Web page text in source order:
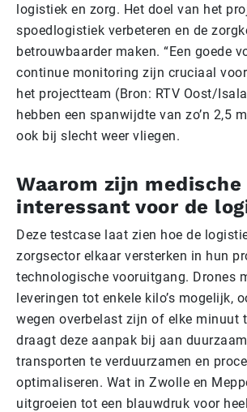
logistiek en zorg. Het doel van het
spoedlogistiek verbeteren en de
betrouwbaarder maken. “Een goede
continue monitoring zijn cruciaal voor
het projectteam (Bron: RTV Oost/
hebben een spanwijdte van zo’n 2,5
ook bij slecht weer vliegen.
Waarom zijn medische
interessant voor de
Deze testcase laat zien hoe de
zorgsector elkaar versterken in hun
technologische vooruitgang. Drones
leveringen tot enkele kilo’s mogelijk,
wegen overbelast zijn of elke minuut
draagt deze aanpak bij aan
transporten te verduurzamen en
optimaliseren. Wat in Zwolle en
uitgroeien tot een blauwdruk voor